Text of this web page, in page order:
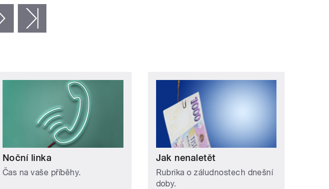
následující ›
Noční linka
Čas na vaše příběhy.
Jak nenaletět
Rubrika o záludnostech dnešní
doby.